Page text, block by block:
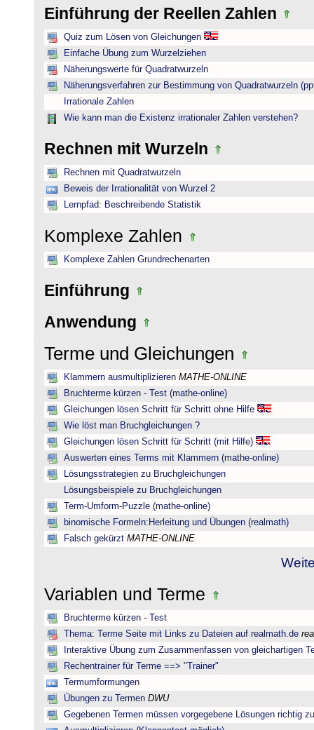
Einführung der Reellen Zahlen
Quiz zum Lösen von Gleichungen
Einfache Übung zum Wurzelziehen
Näherungswerte für Quadratwurzeln
Näherungsverfahren zur Bestimmung von Quadratwurzeln
Irrationale Zahlen
Wie kann man die Existenz irrationaler Zahlen verstehen?
Rechnen mit Wurzeln
Rechnen mit Quadratwurzeln
Beweis der Irrationalität von Wurzel 2
Lernpfad: Beschreibende Statistik
Komplexe Zahlen
Komplexe Zahlen Grundrechenarten
Einführung
Anwendung
Terme und Gleichungen
Klammern ausmultiplizieren MATHE-ONLINE
Bruchterme kürzen - Test (mathe-online)
Gleichungen lösen Schritt für Schritt ohne Hilfe
Wie löst man Bruchgleichungen ?
Gleichungen lösen Schritt für Schritt (mit Hilfe)
Auswerten eines Terms mit Klammern (mathe-online)
Lösungsstrategien zu Bruchgleichungen
Lösungsbeispiele zu Bruchgleichungen
Term-Umform-Puzzle (mathe-online)
binomische Formeln:Herleitung und Übungen (realmath)
Falsch gekürzt MATHE-ONLINE
Variablen und Terme
Bruchterme kürzen - Test
Thema: Terme Seite mit Links zu Dateien auf realmath.de
Interaktive Übung zum Zusammenfassen von gleichartigen
Rechentrainer für Terme ==> "Trainer"
Termumformungen
Übungen zu Termen DWU
Gegebenen Termen müssen vorgegebene Lösungen richtig